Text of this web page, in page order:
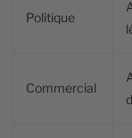
Politique
Commercial